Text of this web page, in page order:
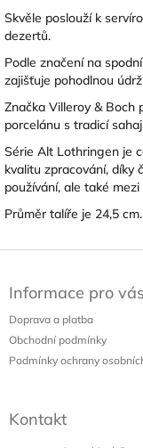
Skvěle poslouží k
dezertů.
Podle značení na
zajišťuje pohodlnou
Značka Villeroy & Boch
porcelánu s tradicí
Série Alt Lothringen je
kvalitu zpracování, díky
používání, ale také
Průměr talíře je 24,5 cm.
Informace pro vás
Doprava a platba
Obchodní podmínky
Podmínky ochrany
Kontakt